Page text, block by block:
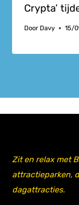
Crypta’
Door Davy 15/
Zit en relax met
attractieparken,
dagattracties.